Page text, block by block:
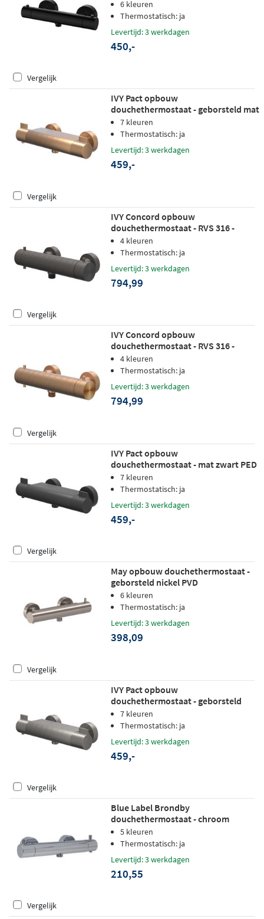
6 kleuren
Thermostatisch: ja
Levertijd: 3 werkdagen
450,-
Vergelijk
IVY Pact opbouw
douchethermostaat - geborsteld mat
koper PVD
7 kleuren
Thermostatisch: ja
Levertijd: 3 werkdagen
459,-
Vergelijk
IVY Concord opbouw
douchethermostaat - RVS 316 -
geborsteld carbon black PVD
4 kleuren
Thermostatisch: ja
Levertijd: 3 werkdagen
794,99
Vergelijk
IVY Concord opbouw
douchethermostaat - RVS 316 -
geborsteld mat koper PVD
4 kleuren
Thermostatisch: ja
Levertijd: 3 werkdagen
794,99
Vergelijk
IVY Pact opbouw
douchethermostaat - mat zwart PED
7 kleuren
Thermostatisch: ja
Levertijd: 3 werkdagen
459,-
Vergelijk
May opbouw douchethermostaat -
geborsteld nickel PVD
6 kleuren
Thermostatisch: ja
Levertijd: 3 werkdagen
398,09
Vergelijk
IVY Pact opbouw
douchethermostaat - geborsteld
metal black PVD
7 kleuren
Thermostatisch: ja
Levertijd: 3 werkdagen
459,-
Vergelijk
Blue Label Brondby
douchethermostaat - chroom
5 kleuren
Thermostatisch: ja
Levertijd: 3 werkdagen
210,55
Vergelijk